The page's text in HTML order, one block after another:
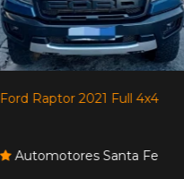
Ford Raptor 2021 Full 4x4
Automotores Santa Fe